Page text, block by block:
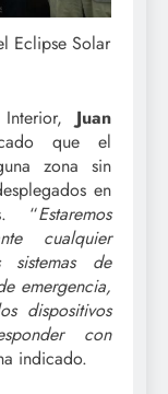
Eclipse Solar
Juan
que el
zona sin
en
“Estaremos
cualquier
sistemas de
emergencia,
dispositivos
con
indicado.